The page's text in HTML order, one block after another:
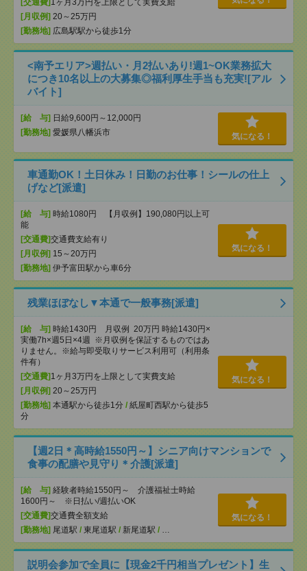
[交通費] 1ヶ月3万円を上限として実費支給
[月収例] 20～25万円
[勤務地] 広島駅駅から徒歩1分
<南予エリア>週払い・月2払いあり!週1~OK業務拡大
につき10名以上の大募集◎福利厚生手当も充実![アル
バイト]
[給 与] 日給9,600円～12,000円
[勤務地] 愛媛県八幡浜市 気になる！
車通勤OK！土日休み！日勤のお仕事！シールの仕上
げなど[派遣]
[給 与] 時給1080円 【月収例】190,080円以上可
能
[交通費]交通費支給有り
[月収例] 15～20万円
[勤務地] 伊予富田駅から車6分
気になる！
残業ほぼなし▼本通で一般事務[派遣]
[給 与] 時給1430円 月収例 20万円 時給1430円×
実働7h×週5日×4週 ※月収例を保証するものではあ
りません。※給与即受取りサービス利用可（利用条
件有）
[交通費] 1ヶ月3万円を上限として実費支給
[月収例] 20～25万円
[勤務地] 本通駅から徒歩1分 / 紙屋町西駅から徒歩5
分
気になる！
【週2日＊高時給1550円～】シニア向けマンションで
食事の配膳や見守り＊介護[派遣]
[給 与] 経験者時給1550円～ 介護福祉士時給
1600円～ ※日払い/週払いOK
[交通費]交通費全額支給
[勤務地] 尾道駅 / 東尾道駅 / 新尾道駅 / …
気になる！
説明会参加で全員に【現金2千円相当プレゼント】生